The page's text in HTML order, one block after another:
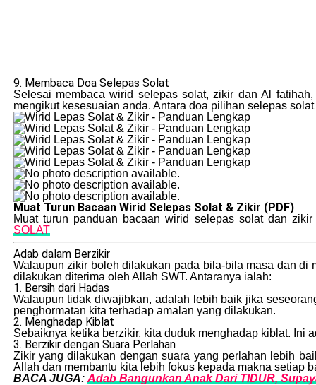
9. Membaca Doa Selepas Solat
Selesai membaca wirid selepas solat, zikir dan Al
mengikut kesesuaian anda. Antara doa pilihan selepas
Muat Turun Bacaan Wirid Selepas Solat & Zikir (PDF)
Muat turun panduan bacaan wirid selepas solat dan
SOLAT
Adab dalam Berzikir
Walaupun zikir boleh dilakukan pada bila-bila masa dan di
dilakukan diterima oleh Allah SWT. Antaranya ialah:
1. Bersih dari Hadas
Walaupun tidak diwajibkan, adalah lebih baik jika
penghormatan kita terhadap amalan yang dilakukan.
2. Menghadap Kiblat
Sebaiknya ketika berzikir, kita duduk menghadap kiblat. Ini
3. Berzikir dengan Suara Perlahan
Zikir yang dilakukan dengan suara yang perlahan lebih
Allah dan membantu kita lebih fokus kepada makna setiap
BACA JUGA: Adab Bangunkan Anak Dari TIDUR,